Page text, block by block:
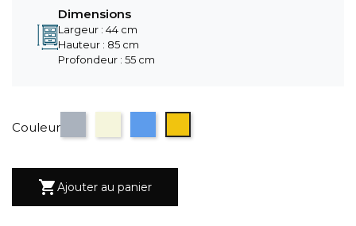
Dimensions
Largeur : 44 cm
Hauteur : 85 cm
Profondeur : 55 cm
Couleur
Jaune
Ajouter au panier